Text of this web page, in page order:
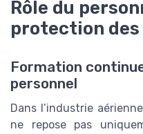
Rôle du
protection des
Formation
personnel
Dans l’industrie
ne repose pas